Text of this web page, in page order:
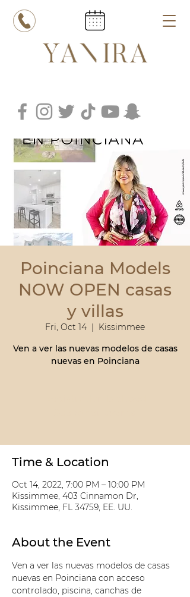
Poinciana Models
NOW OPEN casas
y villas
Fri, Oct 14
  |
Kissimmee
Ven a ver las nuevas modelos de casas
nuevas en Poinciana
Time & Location
Oct 14, 2022, 7:00 PM – 10:00 PM
Kissimmee, 403 Cinnamon Dr,
Kissimmee, FL 34759, EE. UU.
About the Event
Ven a ver las nuevas modelos de casas
nuevas en Poinciana con acceso
controlado, piscina, canchas de